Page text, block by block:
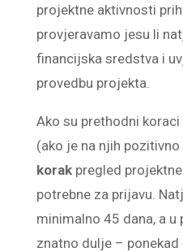
projektne aktivnosti
provjeravamo jesu li
financijska sredstva i
provedbu projekta.
Ako su prethodni
(ako je na njih
korak pregled
potrebne za prijavu.
minimalno 45 dana, a
znatno dulje – ponekad